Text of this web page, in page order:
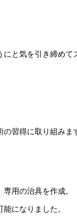
と気を引き締めて
習得に取り組みま
用の治具を作成。
になりました。